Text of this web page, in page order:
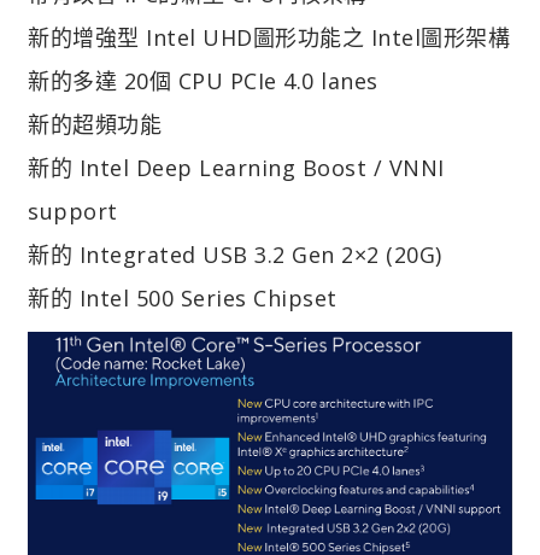
新的增強型 Intel UHD圖形功能之 Intel圖形架構
新的多達 20個 CPU PCIe 4.0 lanes
新的超頻功能
新的 Intel Deep Learning Boost / VNNI
support
新的 Integrated USB 3.2 Gen 2×2 (20G)
新的 Intel 500 Series Chipset